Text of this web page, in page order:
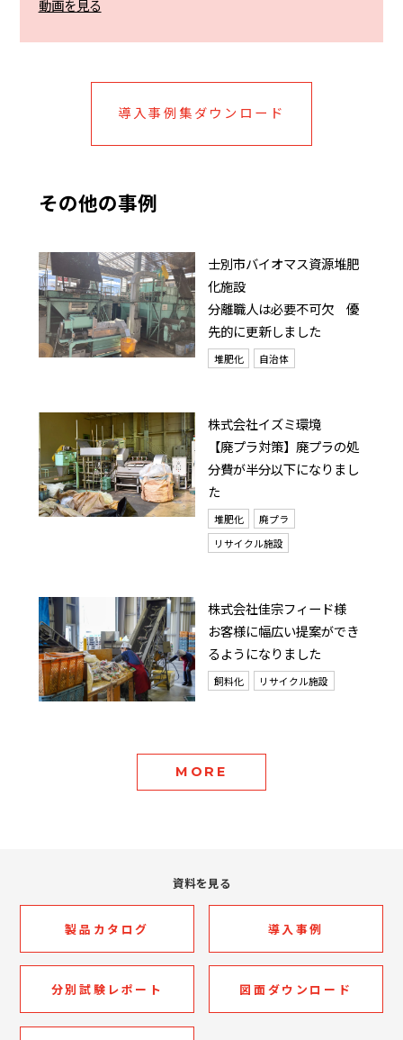
動画を見る
導入事例集ダウンロード
その他の事例
士別市バイオマス資源堆肥
化施設
分離職人は必要不可欠 優
先的に更新しました
堆肥化 自治体
株式会社イズミ環境
【廃プラ対策】廃プラの処
分費が半分以下になりまし
た
堆肥化
廃プラ
リサイクル施設
株式会社佳宗フィード様
お客様に幅広い提案ができ
るようになりました
飼料化 リサイクル施設
MORE
資料を見る
製品カタログ 導入事例
分別試験レポート 図面ダウンロード